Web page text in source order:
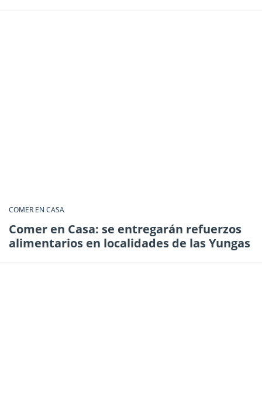
COMER EN CASA
Comer en Casa: se entregarán refuerzos
alimentarios en localidades de las Yungas